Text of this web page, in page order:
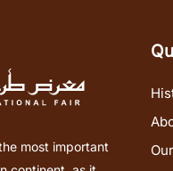
most important